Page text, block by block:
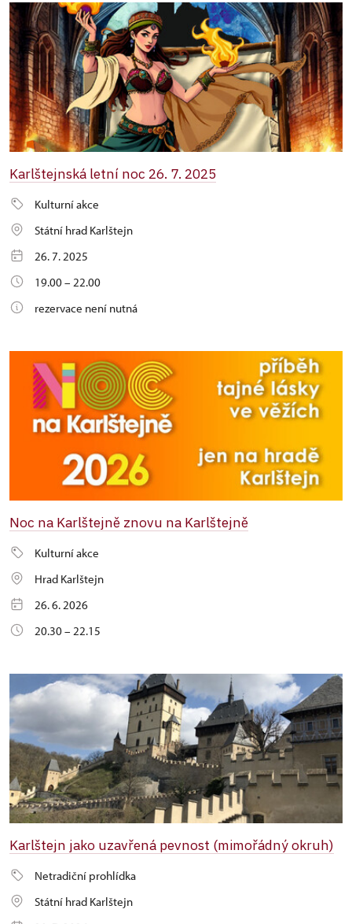
Karlštejnská letní noc 26. 7. 2025
Kulturní akce
Státní hrad Karlštejn
26. 7. 2025
19.00 – 22.00
rezervace není nutná
Noc na Karlštejně znovu na Karlštejně
Kulturní akce
Hrad Karlštejn
26. 6. 2026
20.30 – 22.15
Karlštejn jako uzavřená pevnost (mimořádný okruh)
Netradiční prohlídka
Státní hrad Karlštejn